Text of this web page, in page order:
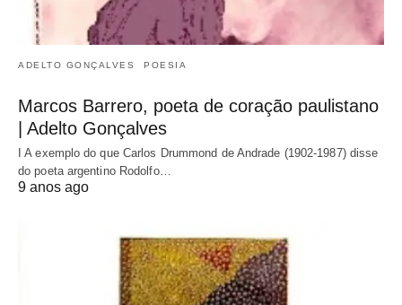
ADELTO GONÇALVES POESIA
Marcos Barrero, poeta de coração paulistano
| Adelto Gonçalves
I A exemplo do que Carlos Drummond de Andrade (1902-1987) disse
do poeta argentino Rodolfo…
9 anos ago